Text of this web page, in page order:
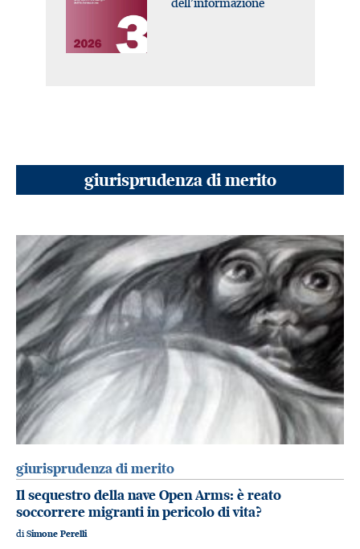
giurisprudenza di merito
giurisprudenza di merito
Il sequestro della nave Open Arms: è reato
soccorrere migranti in pericolo di vita?
diSimone Perelli